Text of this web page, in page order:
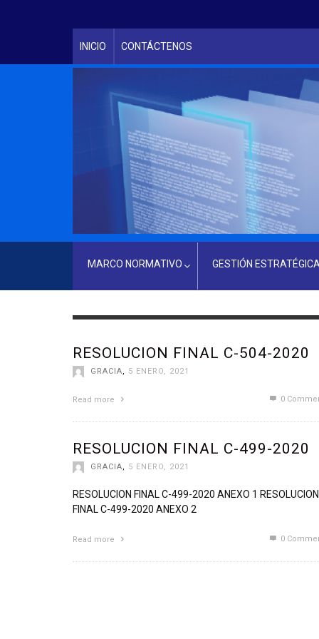
INICIO CONTÁCTENOS
MARCO NORMATIVO
ACTAS DEL CONSEJO
ORGANIGRAMA
GESTIÓN ESTRATÉGICA
MEMORIAS DE LABORES
INFORMES POR
RESOLUCION FINAL C-504-2020
GRACIA, 5 ENERO, 2021
Read more 0
RESOLUCION FINAL C-499-2020
GRACIA, 5 ENERO, 2021
RESOLUCION FINAL C-499-2020 ANEXO 1 RESOLUCION
FINAL C-499-2020 ANEXO 2
Read more 0